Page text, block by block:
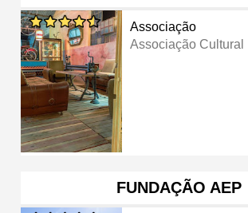
Associação
Associação Cultural
FUNDAÇÃO AEP